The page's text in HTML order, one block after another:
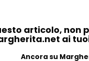
articolo, non
ai
Ancora su